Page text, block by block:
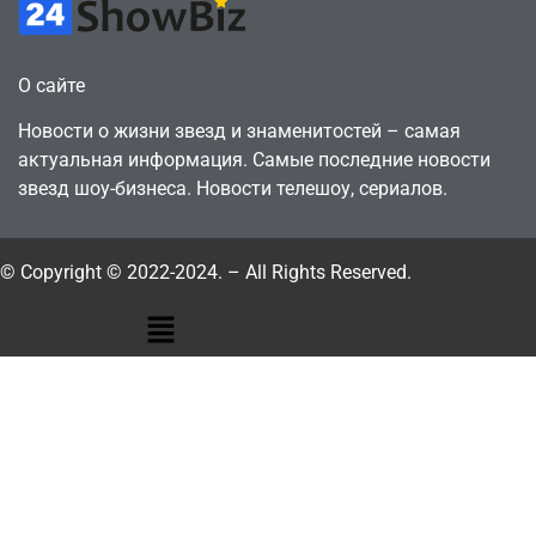
О сайте
Новости о жизни звезд и знаменитостей – самая
актуальная информация. Самые последние новости
звезд шоу-бизнеса. Новости телешоу, сериалов.
© Copyright © 2022-2024. – All Rights Reserved.